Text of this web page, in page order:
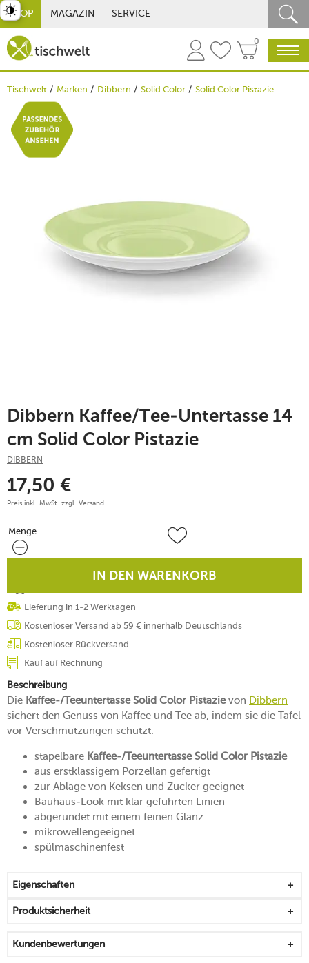
SHOP MAGAZIN SERVICE
0
Tischwelt Marken Dibbern Solid Color Solid Color Pistazie
Dibbern Kaffee/Tee-Untertasse 14
cm Solid Color Pistazie
DIBBERN
17,50 €
Preis inkl. MwSt. zzgl. Versand
Menge
Menge
IN DEN WARENKORB
Lieferung in 1-2 Werktagen
Kostenloser Versand ab 59 € innerhalb Deutschlands
Kostenloser Rückversand
Kauf auf Rechnung
Beschreibung
Die Kaffee-/Teeuntertasse Solid Color Pistazievon Dibbern
sichert den Genuss von Kaffee und Tee ab, indem sie die Tafel
vor Verschmutzungen schützt.
stapelbare Kaffee-/Teeuntertasse Solid Color Pistazie
aus erstklassigem Porzellan gefertigt
zur Ablage von Keksen und Zucker geeignet
Bauhaus-Look mit klar geführten Linien
abgerundet mit einem feinen Glanz
mikrowellengeeignet
spülmaschinenfest
Eigenschaften
Produktsicherheit
Kundenbewertungen
umschalten